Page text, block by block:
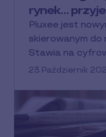
rynek…
Pluxee jest
skierowanym do
Stawia na
23 Październik